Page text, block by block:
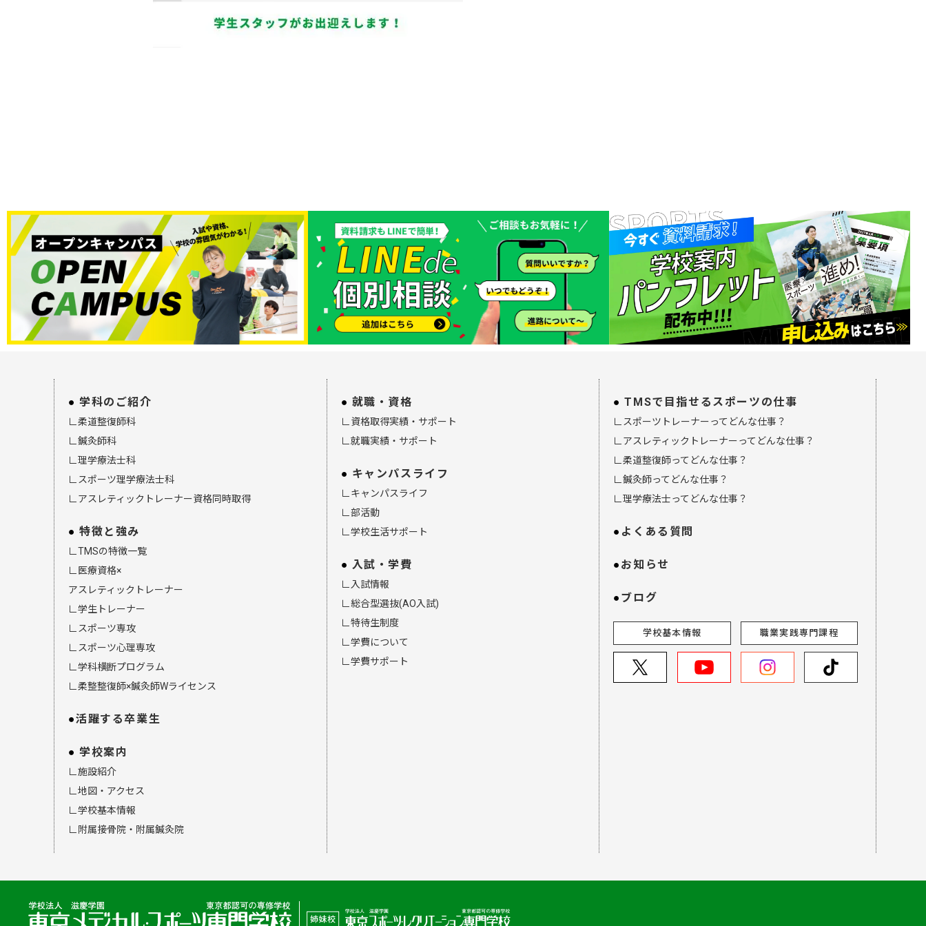
学科のご紹介
∟柔道整復師科
∟鍼灸師科
∟理学療法士科
∟スポーツ理学療法士科
∟アスレティックトレーナー資格同時取得
特徴と強み
∟TMSの特徴一覧
∟医療資格×
アスレティックトレーナー
∟学生トレーナー
∟スポーツ専攻
∟スポーツ心理専攻
∟学科横断プログラム
∟柔整整復師×鍼灸師Wライセンス
活躍する卒業生
学校案内
∟施設紹介
∟地図・アクセス
∟学校基本情報
∟附属接骨院・附属鍼灸院
就職・資格
∟資格取得実績・サポート
∟就職実績・サポート
キャンパスライフ
∟キャンパスライフ
∟部活動
∟学校生活サポート
入試・学費
∟入試情報
∟総合型選抜(AO入試)
∟特待生制度
∟学費について
∟学費サポート
TMSで目指せるスポーツの仕事
∟スポーツトレーナーってどんな仕事？
∟アスレティックトレーナーってどんな仕事？
∟柔道整復師ってどんな仕事？
∟鍼灸師ってどんな仕事？
∟理学療法士ってどんな仕事？
よくある質問
お知らせ
ブログ
学校基本情報 職業実践専門課程